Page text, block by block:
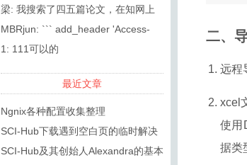
二、
远程
xcel
使用
据类
梁: 我搜索了四五篇论文，在知网上
复制的标题，DOI都无法搜索到
MBRjun: ``` add_header 'Access-
Control-...
1: 111可以的
最近文章
Ngnix各种配置收集整理
SCI-Hub下载遇到空白页的临时解决
方法
SCI-Hub及其创始人Alexandra的基本